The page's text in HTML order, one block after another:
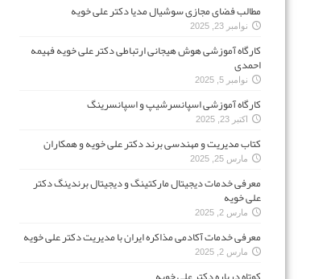
مطالب فضای مجازی سوشیال مدیا دکتر علی خویه
نوامبر 23, 2025
کارگاه آموزشی هوش هیجانی ارتباطی دکتر علی خویه فهیمه
احمدی
نوامبر 5, 2025
کارگاه آموزشی اسپانسرشیپ و اسپانسرینگ
اکتبر 23, 2025
کتاب مدیریت و مهندسی برند دکتر علی خویه و همکاران
مارس 25, 2025
معرفی خدمات دیجیتال مارکتینگ و دیجیتال برندینگ دکتر
علی خویه
مارس 2, 2025
معرفی خدمات آکادمی مذاکره ایران با مدیریت دکتر علی خویه
مارس 2, 2025